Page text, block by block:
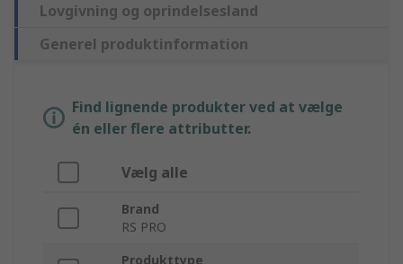
Lovgivning og oprindelsesland
Generel produktinformation
Find lignende produkter ved at vælge
én eller flere attributter.
Vælg alle
Brand
RS PRO
Produkttype